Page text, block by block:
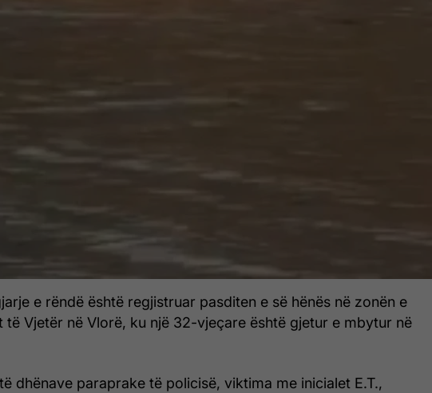
e rëndë është regjistruar pasditen e së hënës në zonën e
të Vjetër në Vlorë, ku një 32-vjeçare është gjetur e mbytur në
dhënave paraprake të policisë, viktima me inicialet E.T.,